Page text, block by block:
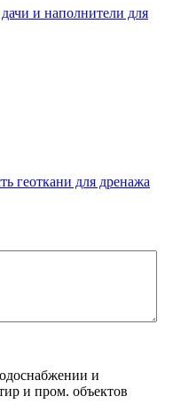
и наполнители для
геоткани для дренажа
и
и пром. объектов